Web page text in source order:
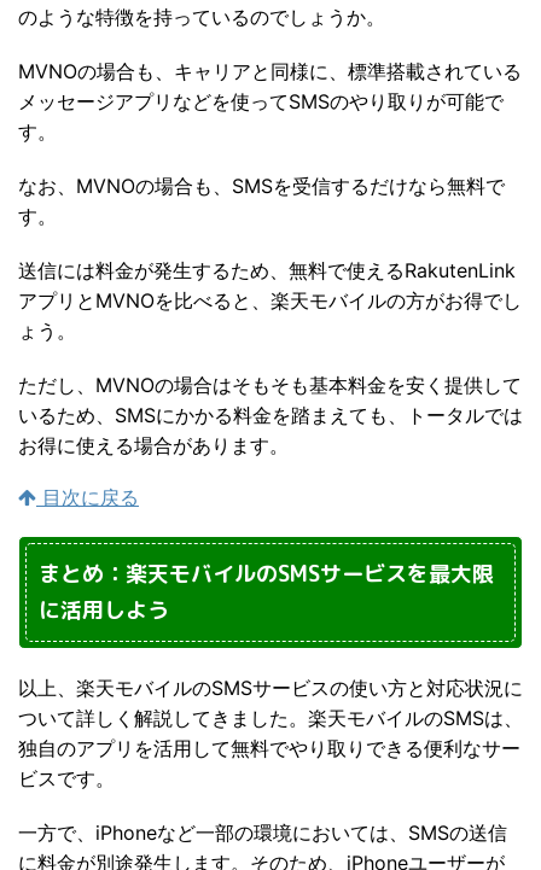
のような特徴を持っているのでしょうか。
MVNOの場合も、キャリアと同様に、標準搭載されている
メッセージアプリなどを使ってSMSのやり取りが可能で
す。
なお、MVNOの場合も、SMSを受信するだけなら無料で
す。
送信には料金が発生するため、無料で使えるRakutenLink
アプリとMVNOを比べると、楽天モバイルの方がお得でし
ょう。
ただし、MVNOの場合はそもそも基本料金を安く提供して
いるため、SMSにかかる料金を踏まえても、トータルでは
お得に使える場合があります。
目次に戻る
まとめ：楽天モバイルのSMSサービスを最大限
に活用しよう
以上、楽天モバイルのSMSサービスの使い方と対応状況に
ついて詳しく解説してきました。楽天モバイルのSMSは、
独自のアプリを活用して無料でやり取りできる便利なサー
ビスです。
一方で、iPhoneなど一部の環境においては、SMSの送信
に料金が別途発生します。そのため、iPhoneユーザーが